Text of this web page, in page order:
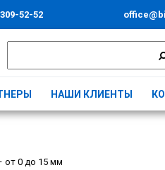
52-52
НАШИ КЛИЕНТЫ
от 0 до 15 мм